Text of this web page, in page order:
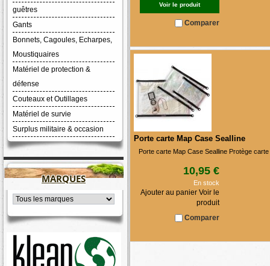
guêtres
Gants
Bonnets, Cagoules, Echarpes,
Moustiquaires
Matériel de protection &
défense
Couteaux et Outillages
Matériel de survie
Surplus militaire & occasion
MARQUES
Voir le produit
Comparer
Porte carte Map Case Sealline
Porte carte Map Case Sealline Protège
10,95 €
En stock
Ajouter au panier Voir le
produit
Comparer